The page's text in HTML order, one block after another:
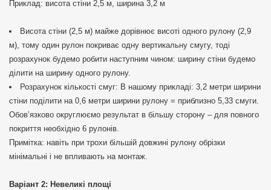
Приклад: висота стіни 2,5 м, ширина 3,2 м
Висота стіни (2,5 м) майже дорівнює висоті одного рулону (2,9
м), тому один рулон покриває одну вертикальну смугу, тоді
розрахунок будемо робити наступним чином: ширину стіни будемо
ділити на ширину одного рулону.
Розрахунок кількості смуг: В нашому прикладі: 3,2 метри ширини
стіни поділити на 0,6 метри ширини рулону = приблизно 5,33 смуги.
Обов’язково округлюємо результат в більшу сторону – для повного
покриття необхідно 6 рулонів.
Примітка: навіть при трохи більшій довжині рулону обрізки
мінімальні і не впливають на монтаж.
Варіант 2: Невеликі площі